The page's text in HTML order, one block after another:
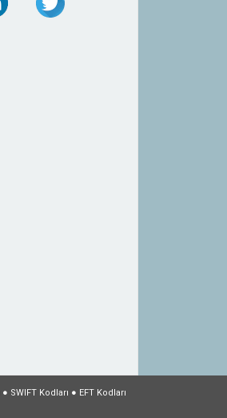
● SWIFT Kodları ● EFT Kodları